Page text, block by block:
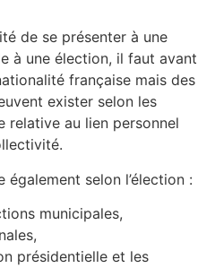
de se présenter à une
à une élection, il faut avant
française mais des
exister selon les
relative au lien personnel
également selon l’élection :
municipales,
présidentielle et les